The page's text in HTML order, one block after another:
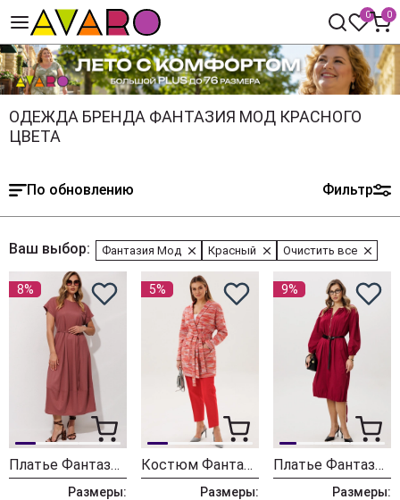
0 0
ОДЕЖДА БРЕНДА ФАНТАЗИЯ МОД КРАСНОГО
ЦВЕТА
По обновлению Фильтр
Ваш выбор: Фантазия Мод Красный Очистить все
8%
Платье Фантазия Мод 5451
Размеры:
5%
Костюм Фантазия Мод 5394 красный штрипки
Размеры:
9%
Платье Фантазия Мод 4708 багровый
Размеры: